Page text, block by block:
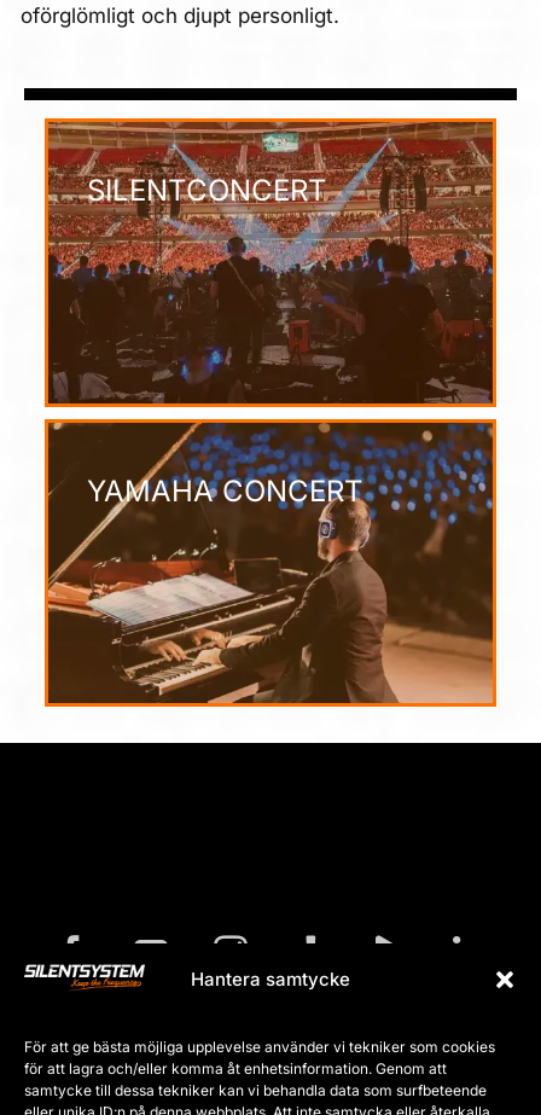
Hantera samtycke
För att ge bästa möjliga upplevelse använder vi tekniker som cookies
för att lagra och/eller komma åt enhetsinformation. Genom att
samtycke till dessa tekniker kan vi behandla data som surfbeteende
oförglömligt och djupt personligt.
SILENTCONCERT
YAMAHA CONCERT